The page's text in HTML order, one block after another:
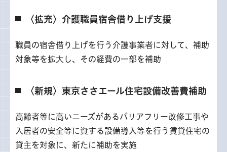
〈拡充〉介護職員宿舎借り上げ支援
職員の宿舎借り上げを行う介護事業者に対して、補助
対象等を拡大し、その経費の一部を補助
〈新規〉東京ささエール住宅設備改善費補助
高齢者等に高いニーズがあるバリアフリー改修工事や
入居者の安全等に資する設備導入等を行う賃貸住宅の
貸主を対象に、新たに補助を実施